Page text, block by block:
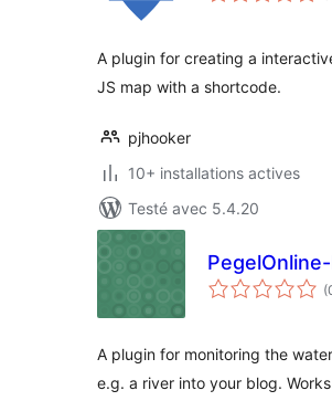
A plugin for creating a
JS map with a shortcode.
pjhooker
10+ installations actives
Testé avec 5.4.20
A plugin for monitoring the
e.g. a river into your blog.